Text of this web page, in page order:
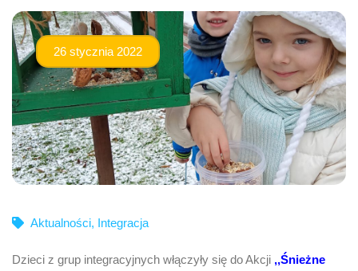
26 stycznia 2022
Aktualności, Integracja
Dzieci z grup integracyjnych włączyły się do Akcji ,,Śnieżne